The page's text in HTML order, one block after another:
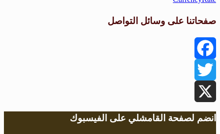
صفحاتنا على وسائل التواصل
Facebook
Twitter
X
انضم لصفحة القامشلي على الفيسبوك